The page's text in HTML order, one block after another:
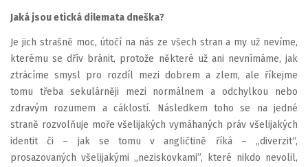
Jaká jsou etická dilemata dneška?
Je jich strašně moc, útočí na nás ze všech stran a my už nevíme,
kterému se dřív bránit, protože některé už ani nevnímáme, jak
ztrácíme smysl pro rozdíl mezi dobrem a zlem, ale říkejme
tomu třeba sekulárněji mezi normálnem a odchylkou nebo
zdravým rozumem a cáklostí. Následkem toho se na jedné
straně rozvolňuje moře všelijakých vymáhaných práv všelijakých
identit či – jak se tomu v angličtině říká – „diverzit“,
prosazovaných všelijakými „neziskovkami”, které nikdo nevolil,